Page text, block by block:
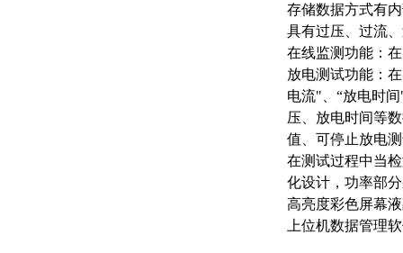
存储数据方式有
具有过压、过流
在线监测功能：
放电测试功能：
电流"、“放电时
压、放电时间等
值、可停止放电
在测试过程中当
化设计，功率部
高亮度彩色屏幕
上位机数据管理